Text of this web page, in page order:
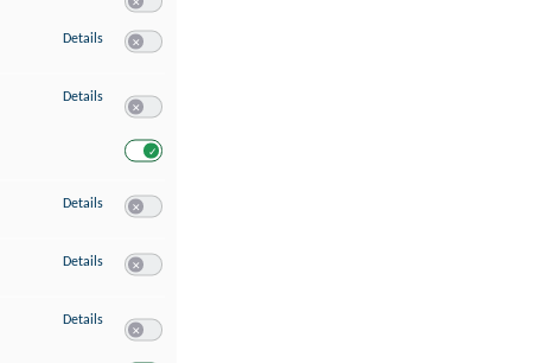
Details zu Speichern von oder Zugriff auf Informationen auf einem Endgerät
Details zu Verwendung reduzierter Daten zur Auswahl von Werbeanzeigen
Details zu Erstellung von Profilen für personalisierte Werbung
Details zu Verwendung von Profilen zur Auswahl personalisierter Werbung
Details zu Messung der Werbeleistung